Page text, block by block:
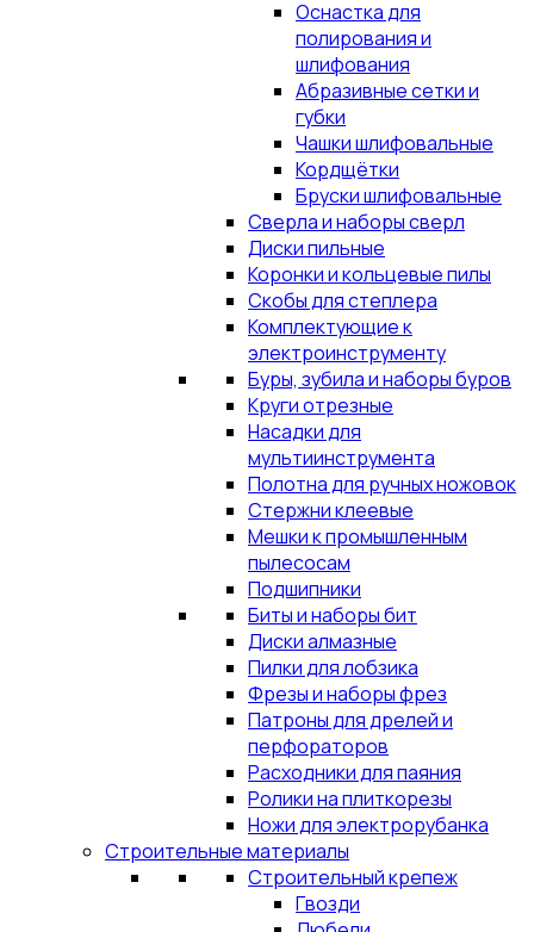
Оснастка для
полирования и
шлифования
Абразивные сетки и
губки
Чашки шлифовальные
Кордщётки
Бруски шлифовальные
Сверла и наборы сверл
Диски пильные
Коронки и кольцевые пилы
Скобы для степлера
Комплектующие к
электроинструменту
Буры, зубила и наборы буров
Круги отрезные
Насадки для
мультиинструмента
Полотна для ручных ножовок
Стержни клеевые
Мешки к промышленным
пылесосам
Подшипники
Биты и наборы бит
Диски алмазные
Пилки для лобзика
Фрезы и наборы фрез
Патроны для дрелей и
перфораторов
Расходники для паяния
Ролики на плиткорезы
Ножи для электрорубанка
Строительные материалы
Строительный крепеж
Гвозди